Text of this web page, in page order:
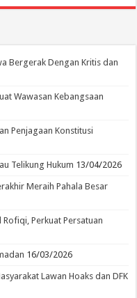
Bergerak Dengan Kritis dan
Wawasan Kebangsaan
Penjagaan Konstitusi
Telikung Hukum 13/04/2026
Meraih Pahala Besar
Perkuat Persatuan
16/03/2026
Lawan Hoaks dan DFK